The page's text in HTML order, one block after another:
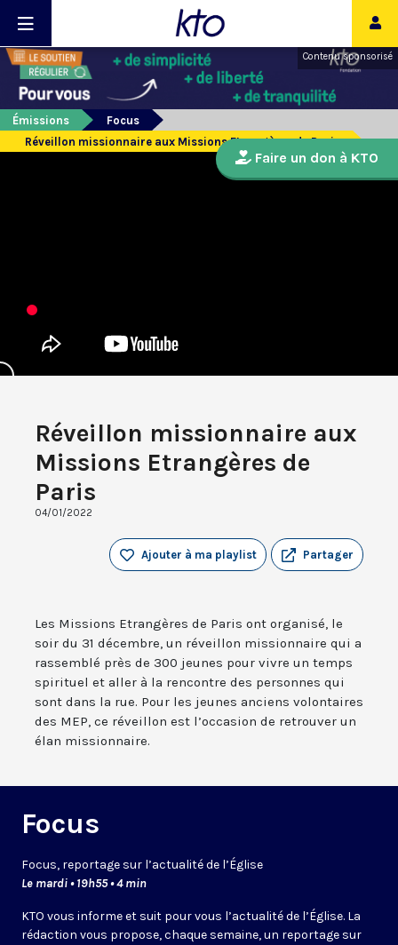
Contenu sponsorisé
Émissions
Focus
Réveillon missionnaire aux Missions Etrangères de Paris
Réveillon missionnaire aux
Missions Etrangères de
Paris
04/01/2022
Partager
Ajouter à ma playlist
Les Missions Etrangères de Paris ont organisé, le
soir du 31 décembre, un réveillon missionnaire qui a
rassemblé près de 300 jeunes pour vivre un temps
spirituel et aller à la rencontre des personnes qui
sont dans la rue. Pour les jeunes anciens volontaires
des MEP, ce réveillon est l’occasion de retrouver un
élan missionnaire.
Focus
Focus, reportage sur l’actualité de l’Église
Le mardi • 19h55 • 4 min
KTO vous informe et suit pour vous l’actualité de l’Église. La
rédaction vous propose, chaque semaine, un reportage sur
Faire un don à KTO